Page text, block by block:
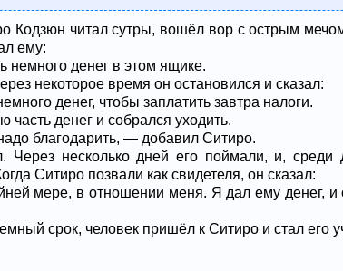
Кодзюн читал сутры, вошёл вор с острым
ему:
денег в этом ящике.
некоторое время он остановился и сказал:
денег, чтобы заплатить завтра налоги.
часть денег и собрался уходить.
благодарить, — добавил Ситиро.
Через несколько дней его поймали, и, среди
Ситиро позвали как свидетеля, он сказал:
мере, в отношении меня. Я дал ему денег, и
срок, человек пришёл к Ситиро и стал его